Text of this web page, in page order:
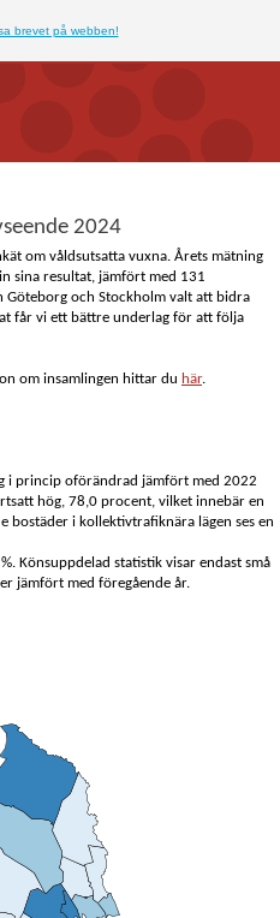
brevet på webben!
2024
om våldsutsatta vuxna. Årets mätning
sina resultat, jämfört med 131
Göteborg och Stockholm valt att bidra
får vi ett bättre underlag för att följa
om insamlingen hittar du här.
i princip oförändrad jämfört med 2022
hög, 78,0 procent, vilket innebär en
bostäder i kollektivtrafiknära lägen ses en
Könsuppdelad statistik visar endast små
jämfört med föregående år.